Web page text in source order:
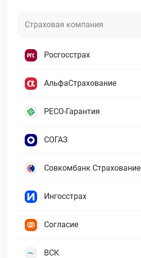
Страховая компания
Росгосстрах
АльфаСтрахование
РЕСО-Гарантия
СОГАЗ
Совкомбанк Страхование
Ингосстрах
Согласие
ВСК